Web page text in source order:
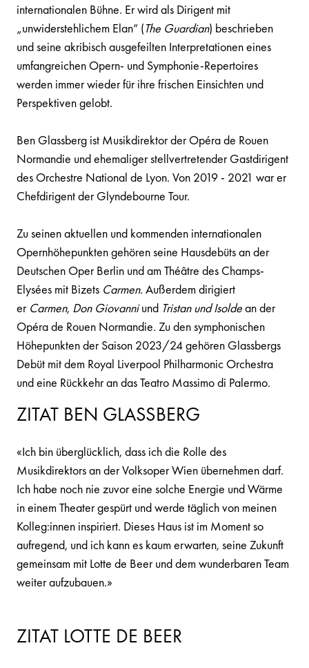
internationalen Bühne. Er wird als Dirigent mit
„unwiderstehlichem Elan” (The Guardian) beschrieben
und seine akribisch ausgefeilten Interpretationen eines
umfangreichen Opern- und Symphonie-Repertoires
werden immer wieder für ihre frischen Einsichten und
Perspektiven gelobt.
Ben Glassberg ist Musikdirektor der Opéra de Rouen
Normandie und ehemaliger stellvertretender Gastdirigent
des Orchestre National de Lyon. Von 2019 - 2021 war er
Chefdirigent der Glyndebourne Tour.
Zu seinen aktuellen und kommenden internationalen
Opernhöhepunkten gehören seine Hausdebüts an der
Deutschen Oper Berlin und am Théâtre des Champs-
Elysées mit Bizets Carmen. Außerdem dirigiert
er Carmen, Don Giovanniund Tristan und Isoldean der
Opéra de Rouen Normandie. Zu den symphonischen
Höhepunkten der Saison 2023/24 gehören Glassbergs
Debüt mit dem Royal Liverpool Philharmonic Orchestra
und eine Rückkehr an das Teatro Massimo di Palermo.
ZITAT BEN GLASSBERG
«Ich bin überglücklich, dass ich die Rolle des
Musikdirektors an der Volksoper Wien übernehmen darf.
Ich habe noch nie zuvor eine solche Energie und Wärme
in einem Theater gespürt und werde täglich von meinen
Kolleg:innen inspiriert. Dieses Haus ist im Moment so
aufregend, und ich kann es kaum erwarten, seine Zukunft
gemeinsam mit Lotte de Beer und dem wunderbaren Team
weiter aufzubauen.»
ZITAT LOTTE DE BEER